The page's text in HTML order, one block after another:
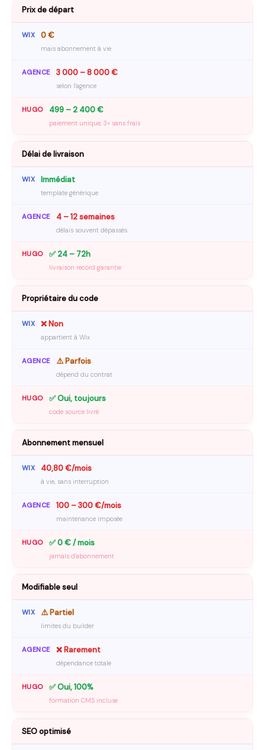
Prix de départ
0 €
mais abonnement à vie
3 000 – 8 000 €
selon l'agence
499 – 2 400 €
paiement unique, 3× sans frais
Délai de livraison
Immédiat
template générique
4 – 12 semaines
délais souvent dépassés
✅ 24 – 72h
livraison record garantie
Propriétaire du code
❌ Non
appartient à Wix
⚠️ Parfois
dépend du contrat
✅ Oui, toujours
code source livré
Abonnement mensuel
40,80 €/mois
à vie, sans interruption
100 – 300 €/mois
maintenance imposée
✅ 0 € / mois
jamais d'abonnement
Modifiable seul
⚠️ Partiel
limites du builder
❌ Rarement
dépendance totale
✅ Oui, 100%
formation CMS incluse
SEO optimisé